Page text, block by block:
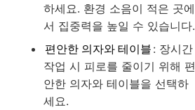
하세요. 환경 소음이 적은 곳에
서 집중력을 높일 수 있습니다.
편안한 의자와 테이블 : 장시간
작업 시 피로를 줄이기 위해 편
안한 의자와 테이블을 선택하
세요.